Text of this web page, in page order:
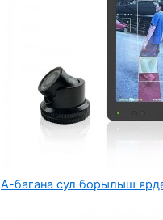
А-багана сул борылыш